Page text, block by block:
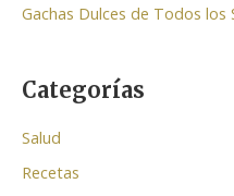
Gachas Dulces de Todos los
Categorías
Salud
Recetas